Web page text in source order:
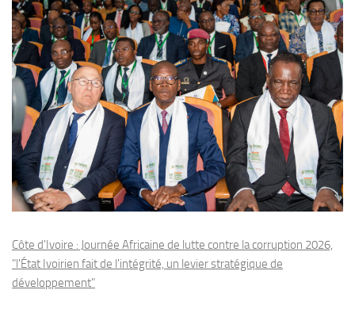
Côte d'Ivoire : Journée Africaine de lutte contre la corruption 2026,
"l'État Ivoirien fait de l'intégrité, un levier stratégique de
développement"